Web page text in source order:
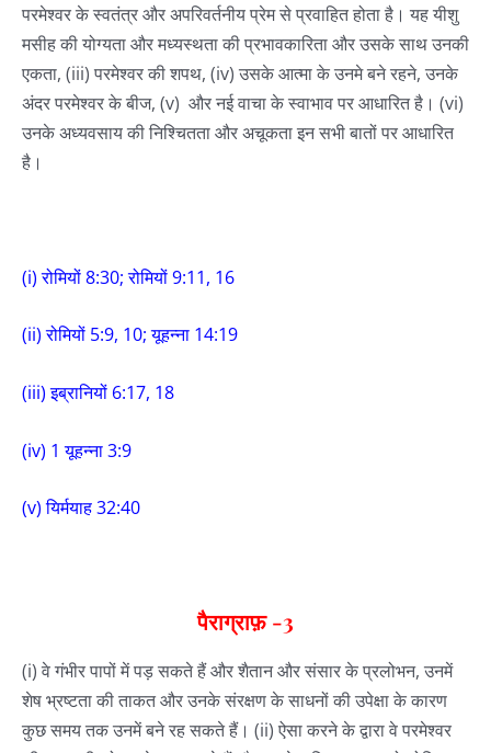
परमेश्वर के स्वतंत्र और अपरिवर्तनीय प्रेम से प्रवाहित होता है। यह यीशु
मसीह की योग्यता और मध्यस्थता की प्रभावकारिता और उसके साथ उनकी
एकता, (iii) परमेश्वर की शपथ, (iv) उसके आत्मा के उनमे बने रहने, उनके
अंदर परमेश्वर के बीज, (v) और नई वाचा के स्वाभाव पर आधारित है। (vi)
उनके अध्यवसाय की निश्चितता और अचूकता इन सभी बातों पर आधारित
है।
(i) रोमियों 8:30; रोमियों 9:11, 16
(ii) रोमियों 5:9, 10; यूहन्ना 14:19
(iii) इब्रानियों 6:17, 18
(iv) 1 यूहन्ना 3:9
(v) यिर्मयाह 32:40
पैराग्राफ़-3
(i) वे गंभीर पापों में पड़ सकते हैं और शैतान और संसार के प्रलोभन, उनमें
शेष भ्रष्टता की ताकत और उनके संरक्षण के साधनों की उपेक्षा के कारण
कुछ समय तक उनमें बने रह सकते हैं। (ii) ऐसा करने के द्वारा वे परमेश्वर